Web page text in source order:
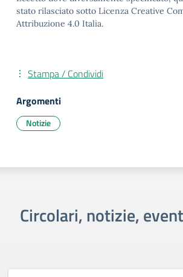
stato rilasciato sotto Licenza Creative
Attribuzione 4.0 Italia.
Stampa / Condividi
Argomenti
Notizie
Circolari, notizie,